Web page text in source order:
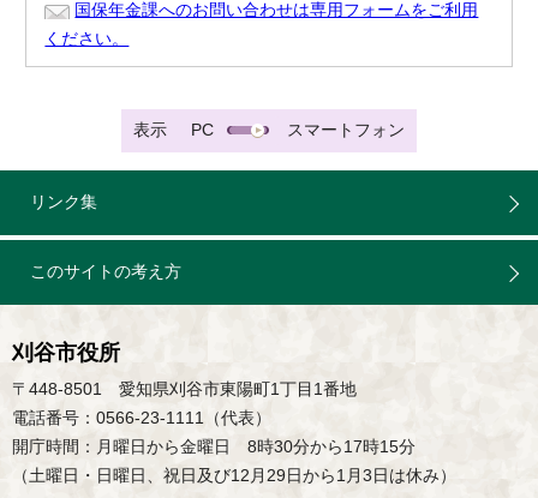
国保年金課へのお問い合わせは専用フォームをご利用
ください。
表示 PC スマートフォン
リンク集
このサイトの考え方
刈谷市役所
〒448-8501 愛知県刈谷市東陽町1丁目1番地
電話番号：0566-23-1111（代表）
開庁時間：月曜日から金曜日 8時30分から17時15分
（土曜日・日曜日、祝日及び12月29日から1月3日は休み）